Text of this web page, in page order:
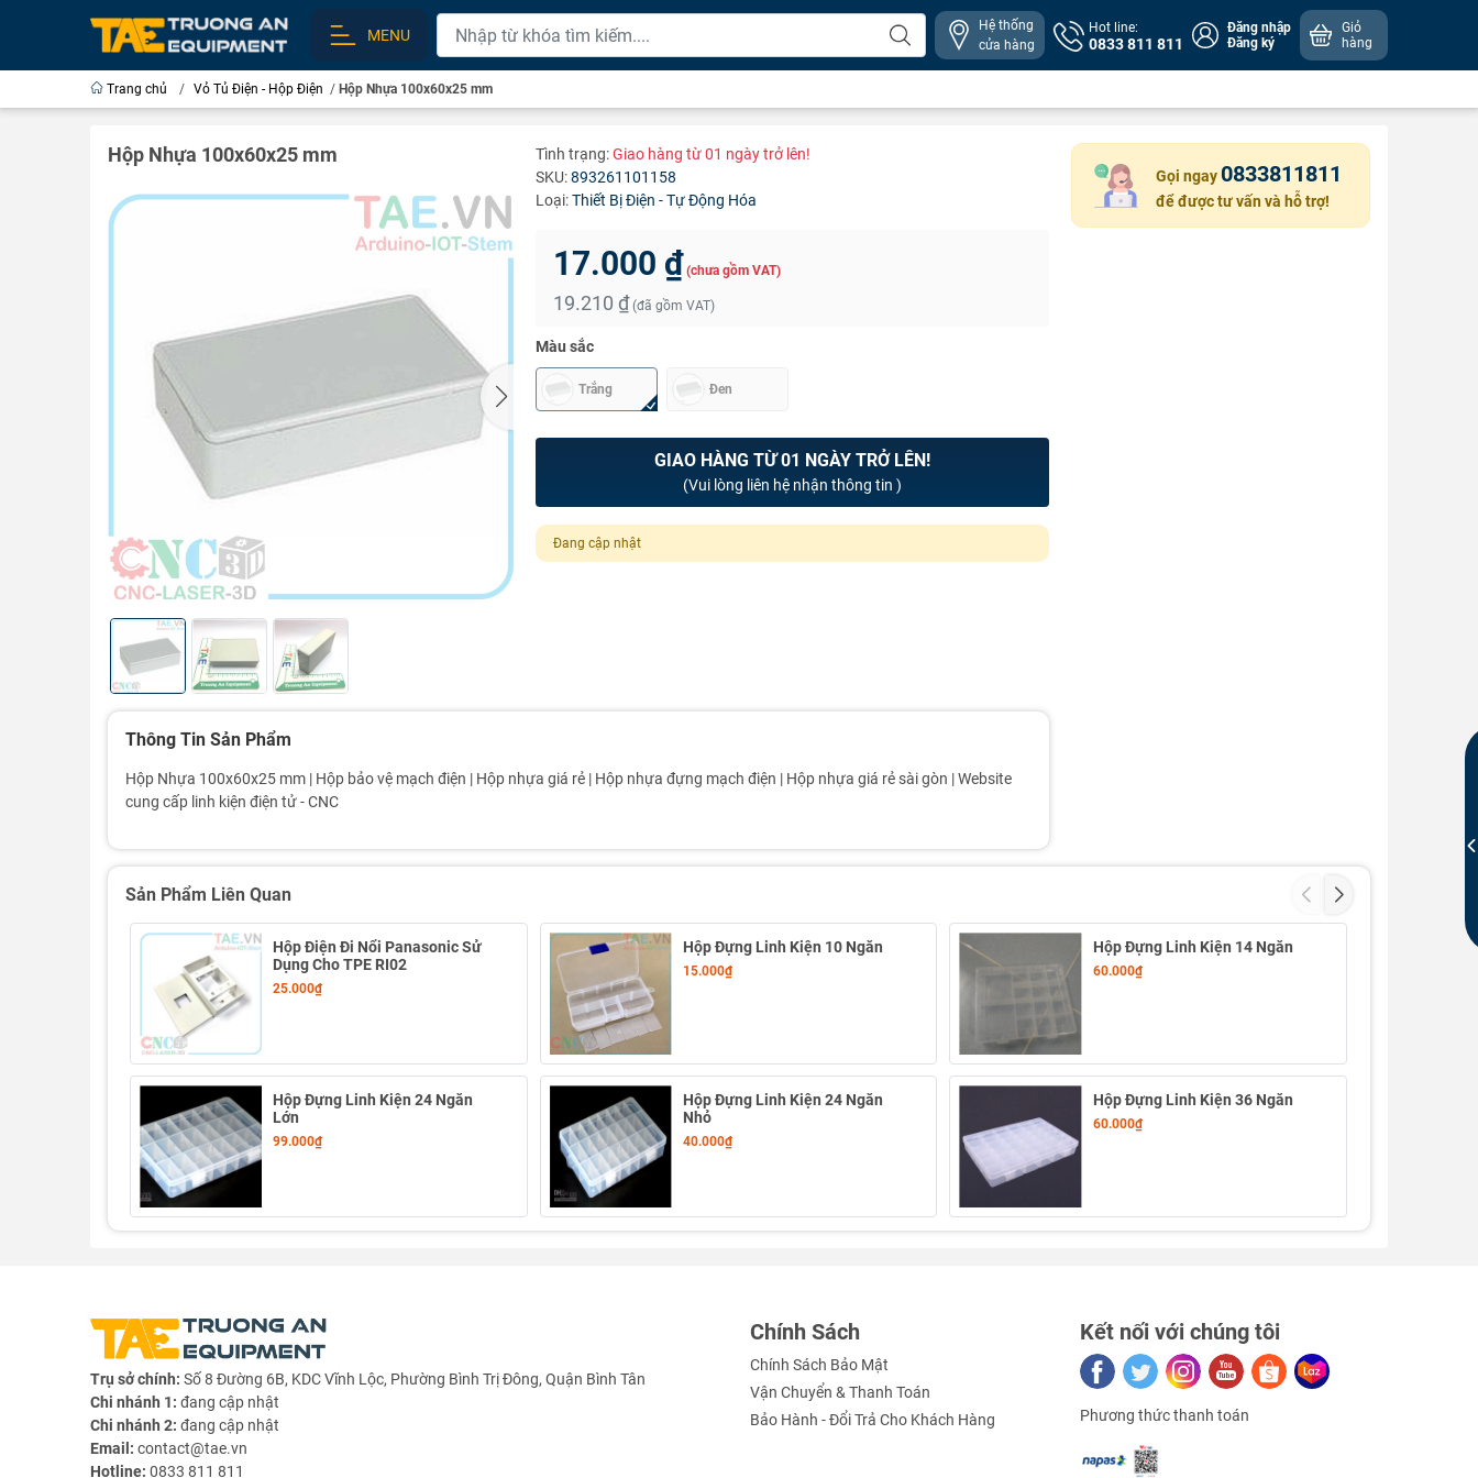
MENU
Hệ thống
cửa hàng
Hot line:
0833 811 811
Đăng nhập
Đăng ký
Giỏ
hàng
Trang chủ / Vỏ Tủ Điện - Hộp Điện / Hộp Nhựa 100x60x25 mm
Hộp Nhựa 100x60x25 mm Tình trạng:Giao hàng từ 01 ngày trở lên!
SKU:893261101158
Loại:Thiết Bị Điện - Tự Động Hóa
17.000 ₫ (chưa gồm VAT)
19.210 ₫ (đã gồm VAT)
Màu sắc
Trắng Đen
GIAO HÀNG TỪ 01 NGÀY TRỞ LÊN!
(Vui lòng liên hệ nhận thông tin )
Đang cập nhật
Gọi ngay 0833811811
để được tư vấn và hỗ trợ!
Thông Tin Sản Phẩm
Hộp Nhựa 100x60x25 mm | Hộp bảo vệ mạch điện | Hộp nhựa giá rẻ | Hộp nhựa đựng mạch điện | Hộp nhựa giá rẻ sài gòn | Website
cung cấp linh kiện điện tử - CNC
Sản Phẩm Liên Quan
Hộp Điện Đi Nổi Panasonic Sử
Dụng Cho TPE RI02
25.000₫
Hộp Đựng Linh Kiện 10 Ngăn
15.000₫
Hộp Đựng Linh Kiện 14 Ngăn
60.000₫
Hộp Đựng Linh Kiện 24 Ngăn
Lớn
99.000₫
Hộp Đựng Linh Kiện 24 Ngăn
Nhỏ
40.000₫
Hộp Đựng Linh Kiện 36 Ngăn
60.000₫
Trụ sở chính: Số 8 Đường 6B, KDC Vĩnh Lộc, Phường Bình Trị Đông, Quận Bình Tân
Chi nhánh 1: đang cập nhật
Chi nhánh 2: đang cập nhật
Email: contact@tae.vn
Hotline: 0833 811 811
Chính Sách
Chính Sách Bảo Mật
Vận Chuyển & Thanh Toán
Bảo Hành - Đổi Trả Cho Khách Hàng
Kết nối với chúng tôi
Phương thức thanh toán